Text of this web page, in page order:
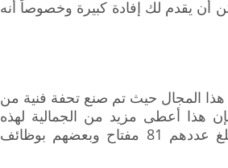
أن يقدم لك إفادة كبيرة وخصوصاً أنه
هذا المجال حيث تم صنع تحفة فنية من
هذا أعطى مزيد من الجمالية لهذه
الكيبورد بالإضافة لاحتوائها على عدد كبير من المفاتيح وبلغ عددهم 81 مفتاح وبعضهم بوظائف